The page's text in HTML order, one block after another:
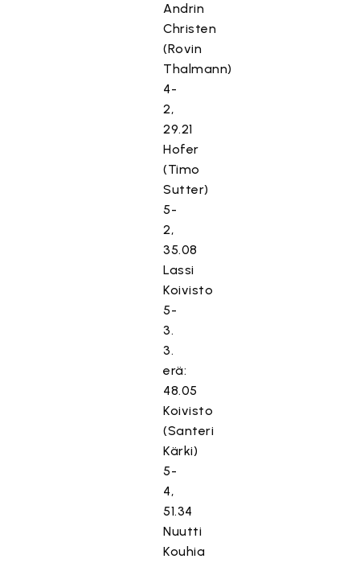
Andrin
Christen
(Rovin
Thalmann)
4-
2,
29.21
Hofer
(Timo
Sutter)
5-
2,
35.08
Lassi
Koivisto
5-
3.
3.
erä:
48.05
Koivisto
(Santeri
Kärki)
5-
4,
51.34
Nuutti
Kouhia